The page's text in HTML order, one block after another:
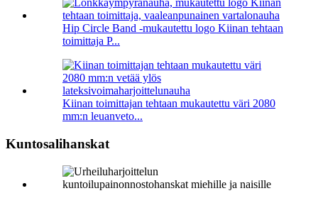
Hip Circle Band -mukautettu logo Kiinan tehtaan
toimittaja P...
Kiinan toimittajan tehtaan mukautettu väri 2080
mm:n leuanveto...
Kuntosalihanskat